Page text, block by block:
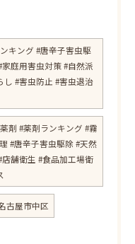
キング #唐辛子害虫駆
庭用害虫対策 #自然派
し #害虫防止 #害虫退治
剤 #薬剤ランキング #霧
#唐辛子害虫駆除 #天然
舗衛生 #食品加工場衛
古屋市中区